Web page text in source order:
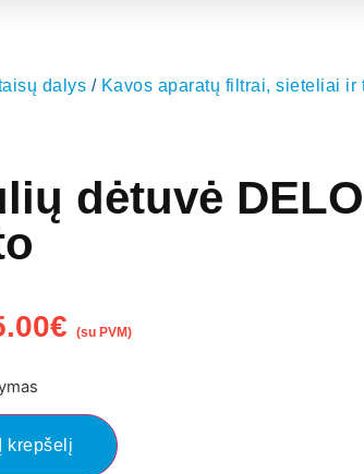
dalys / Kavos aparatų filtrai, sieteliai ir
dėtuvė
€ (su PVM)
Į krepšelį